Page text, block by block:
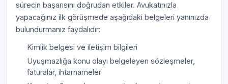
sürecin başarısını doğrudan etkiler. Avukatınızla
yapacağınız ilk görüşmede aşağıdaki belgeleri yanınızda
bulundurmanız faydalıdır:
Kimlik belgesi ve iletişim bilgileri
Uyuşmazlığa konu olayı belgeleyen sözleşmeler,
faturalar, ihtarnameler